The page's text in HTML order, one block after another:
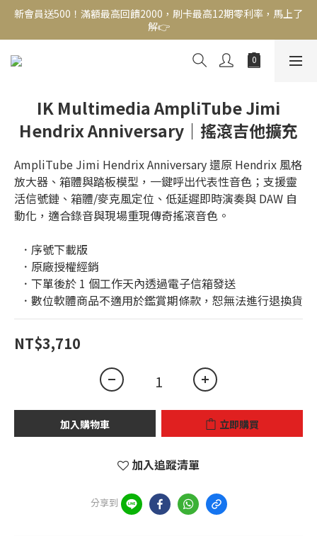
新會員送500！滿額最高回饋2000，刷卡最高12期零利率，馬上了
解👉
新會員送500！滿額最高回饋2000，刷卡最高12期零利率，馬上了
解👉
結帳頁選zingala銀角零卡分期，輕鬆打包
解👉
IK Multimedia AmpliTube Jimi
Hendrix Anniversary｜搖滾吉他擴充
AmpliTube Jimi Hendrix Anniversary 還原 Hendrix 風格
放大器、箱體與踏板模型，一鍵呼出代表性音色；支援靈
活信號鏈、箱體/麥克風定位、低延遲即時演奏與 DAW 自
動化，適合錄音與現場重現傳奇搖滾音色。
  ．序號下載版
  ．原廠授權經銷
  ．下單後於 1 個工作天內透過電子信箱發送
  ．數位軟體商品不適用於鑑賞期條款，恕無法進行退換貨
NT$3,710
加入購物車 立即購買
加入追蹤清單
分享到